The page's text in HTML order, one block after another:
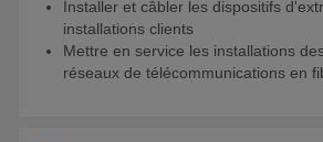
Installer et câbler les dispositifs
installations clients
Mettre en service les installations
réseaux de télécommunications en